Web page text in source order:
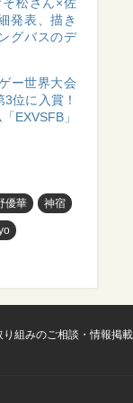
発表、描き
グバスのデ
ー世界大会
位に入賞！
EXVSFB」
優華 神宿
り組みのご相談・情報掲